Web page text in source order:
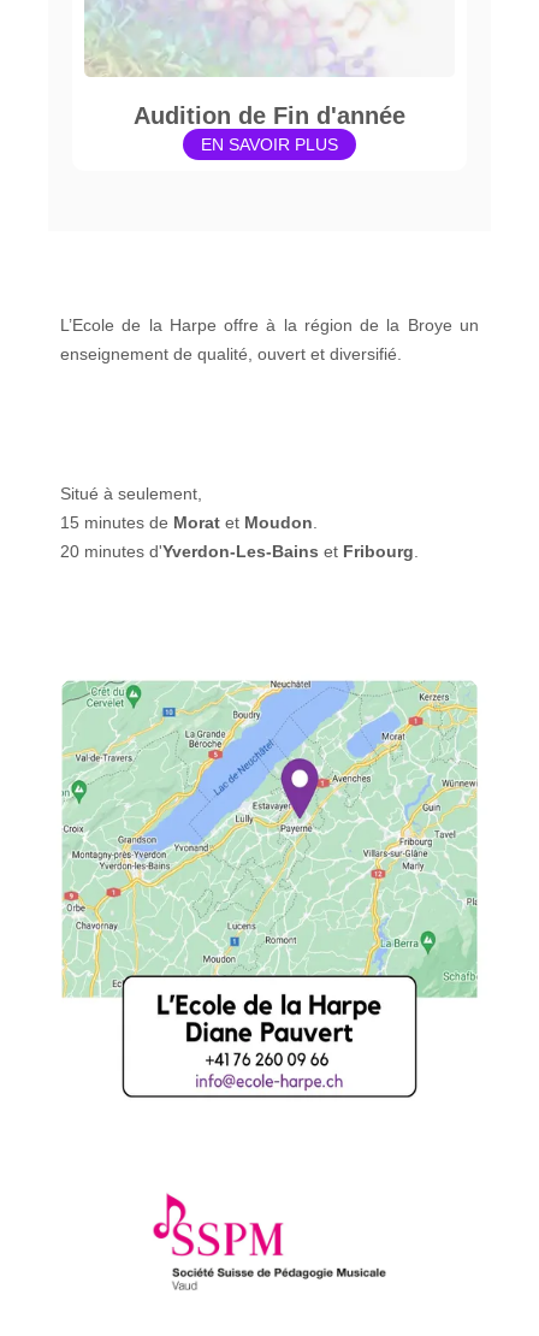
Audition de Fin d'année
EN SAVOIR PLUS
L’Ecole de la Harpe offre à la région de la Broye un
enseignement de qualité, ouvert et diversifié.
Situé à seulement,
15 minutes de Morat et Moudon
20 minutes d'Yverdon-Les-Bains et Fribourg